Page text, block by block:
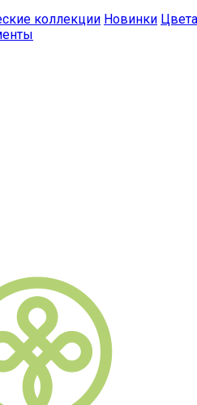
коллекции Новинки Цвета